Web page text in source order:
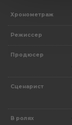
Хронометраж
Режиссер
Продюсер
Сценарист
В ролях